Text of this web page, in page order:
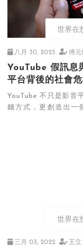
關於我們
世界在
八月 30, 2025 傅元
YouTube 假訊息
平台背後的社會
YouTube 不只是影音
錢方式，更創造出一
世界在
三月 03, 2022 王立